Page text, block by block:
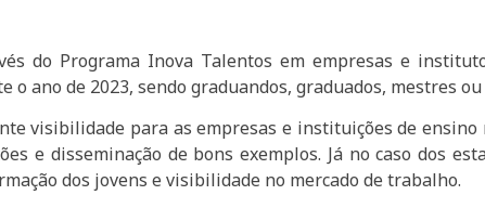
do Programa Inova Talentos em empresas e
o ano de 2023, sendo graduandos, graduados, mestres
visibilidade para as empresas e instituições de
e disseminação de bons exemplos. Já no caso dos
dos jovens e visibilidade no mercado de trabalho.